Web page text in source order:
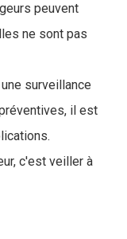
peuvent
ne sont pas
surveillance
il est
c'est veiller à